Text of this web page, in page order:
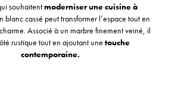
souhaitentmoderniser une cuisine à
blanc cassé peut transformer l’espace tout en
Associé à un marbre finement veiné, il
rustique tout en ajoutant unetouche
contemporaine.